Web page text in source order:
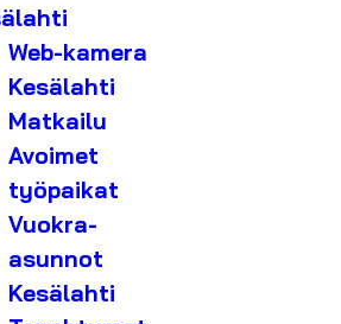
Web-kamera
Kesälahti
Matkailu
Avoimet
työpaikat
Vuokra-
asunnot
Kesälahti